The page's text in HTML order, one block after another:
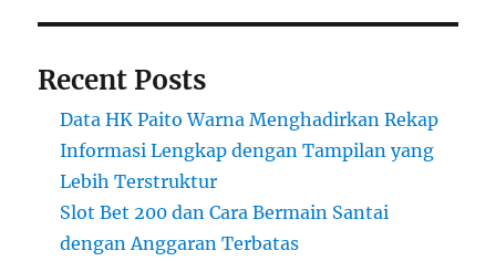
Recent Posts
Data HK Paito Warna Menghadirkan Rekap
Informasi Lengkap dengan Tampilan yang
Lebih Terstruktur
Slot Bet 200 dan Cara Bermain Santai
dengan Anggaran Terbatas